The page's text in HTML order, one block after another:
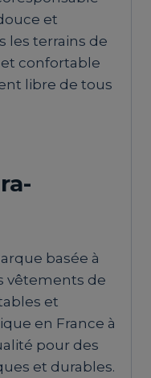
et
les terrains de
confortable
libre de tous
basée à
vêtements de
et
en France à
pour des
et durables.